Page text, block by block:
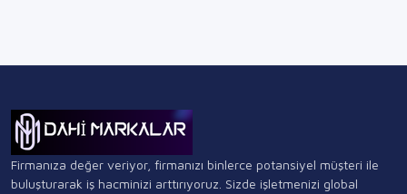
Firmanıza değer veriyor, firmanızı binlerce potansiyel müşteri ile
buluşturarak iş hacminizi arttırıyoruz. Sizde işletmenizi global